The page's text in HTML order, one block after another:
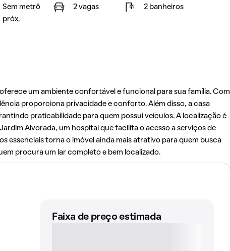
Sem metrô
próx.
2 vagas 2 banheiros
um ambiente confortável e funcional para sua família. Com
proporciona privacidade e conforto. Além disso, a casa
praticabilidade para quem possui veículos. A localização é
Alvorada, um hospital que facilita o acesso a serviços de
essenciais torna o imóvel ainda mais atrativo para quem busca
procura um lar completo e bem localizado.
Faixa de preço estimada